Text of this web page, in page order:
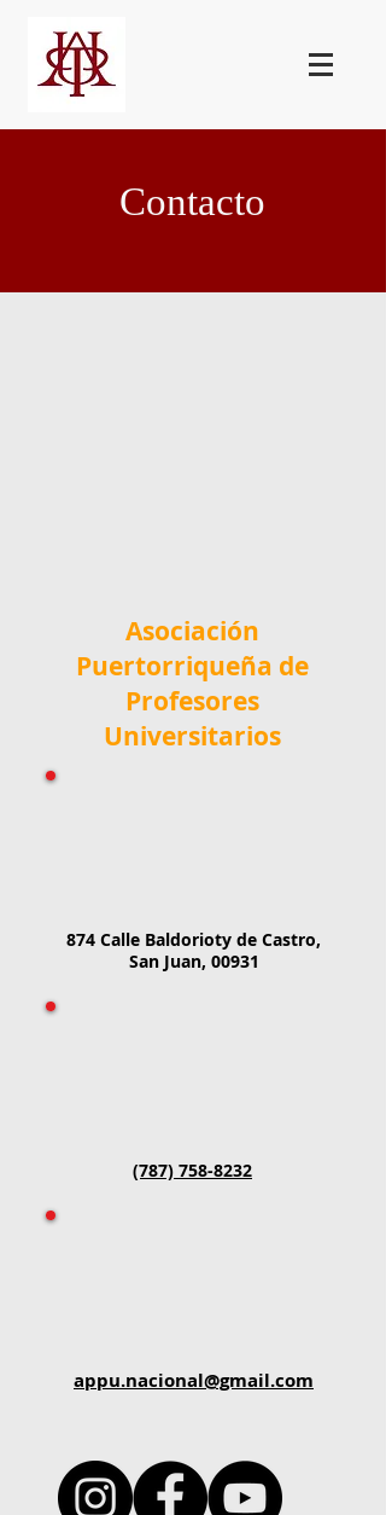
Contacto
Asociación
Puertorriqueña de
Profesores
Universitarios
874 Calle Baldorioty de Castro,
San Juan, 00931
(787) 758-8232
appu.nacional@gmail.com